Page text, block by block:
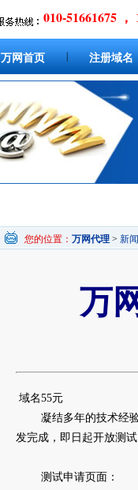
010-51661675 ，
万网首页 注册域名
您的位置： 万网代理 > 新
万
域名55元
凝结多年的技术经验
发完成，即日起开放测
测试申请页面：